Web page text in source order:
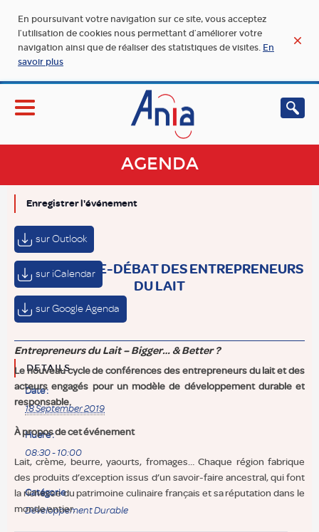
En poursuivant votre navigation sur ce site, vous acceptez
l’utilisation de cookies nous permettant d’améliorer votre
navigation ainsi que de réaliser des statistiques de visites. En
savoir plus
AGENDA
CONFÉRENCE-DÉBAT DES ENTREPRENEURS
DU LAIT
Entrepreneurs du Lait – Bigger… & Better ?
Enregistrer l'événement
sur Outlook
sur iCalendar
sur Google Agenda
DETAILS
Date :
18 September 2019
Huere :
08:30 - 10:00
Catégorie :
Développement Durable
Le nouveau cycle de conférences des entrepreneurs du lait et des
acteurs engagés pour un modèle de développement durable et
responsable.
À propos de cet événement
Lait, crème, beurre, yaourts, fromages… Chaque région fabrique
des produits d’exception issus d’un savoir-faire ancestral, qui font
la richesse du patrimoine culinaire français et sa réputation dans le
monde entier.